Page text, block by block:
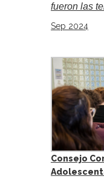
fueron las
Sep 2024
Consejo